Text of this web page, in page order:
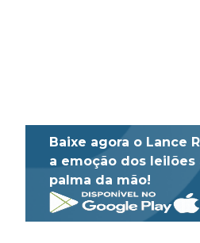
Baixe agora o Lance
a emoção dos leilões
palma da mão!